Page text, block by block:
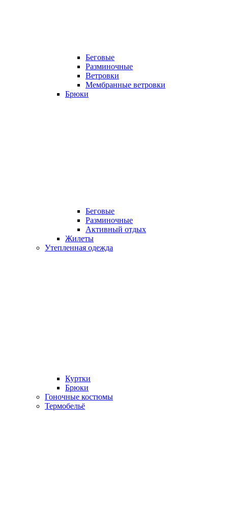
Беговые
Разминочные
Ветровки
Мембранные ветровки
Брюки
Беговые
Разминочные
Активный отдых
Жилеты
Утепленная одежда
Куртки
Брюки
Гоночные костюмы
Термобельё